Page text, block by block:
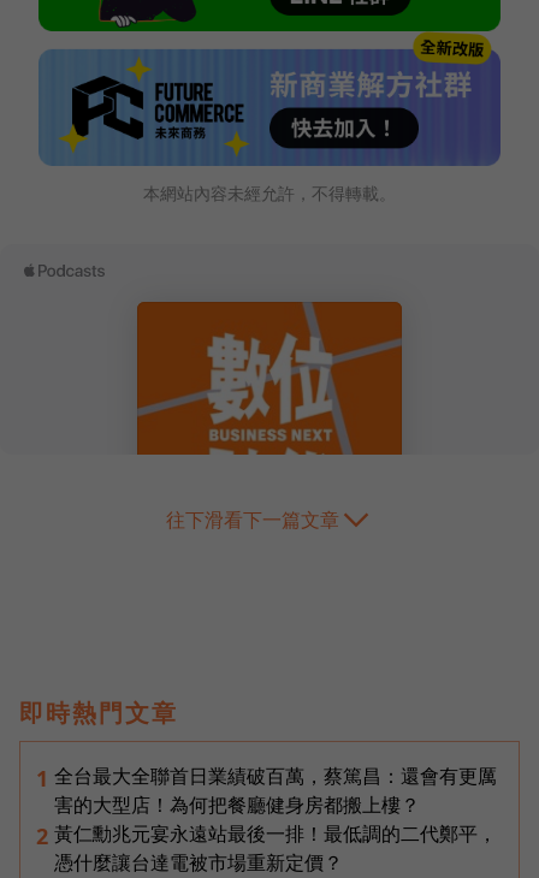
本網站內容未經允許，不得轉載。
往下滑看下一篇文章
即時熱門文章
1 全台最大全聯首日業績破百萬，蔡篤昌：還會有更厲
害的大型店！為何把餐廳健身房都搬上樓？
2 黃仁勳兆元宴永遠站最後一排！最低調的二代鄭平，
憑什麼讓台達電被市場重新定價？